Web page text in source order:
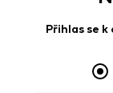
Přihlas se